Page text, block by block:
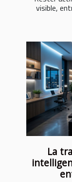
visible,
La